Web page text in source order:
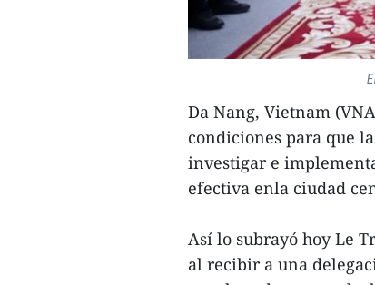
Da Nang, Vietnam
condiciones para que
investigar e
efectiva enla ciudad
Así lo subrayó hoy Le
al recibir a una